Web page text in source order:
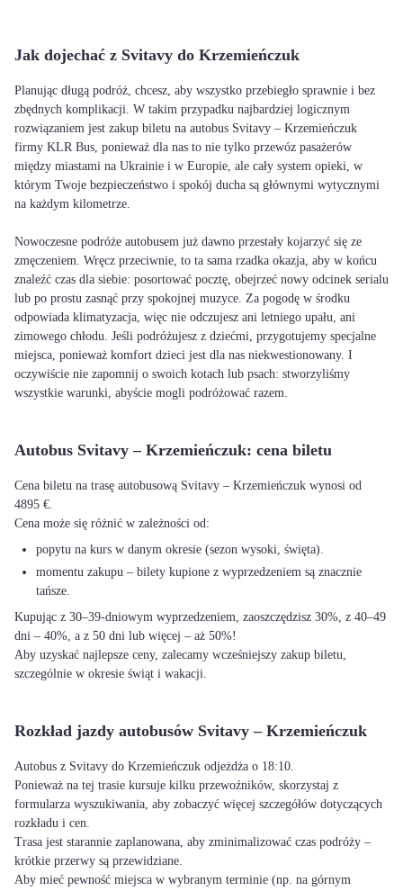
Jak dojechać z Svitavy do Krzemieńczuk
Planując długą podróż, chcesz, aby wszystko przebiegło sprawnie i bez
zbędnych komplikacji. W takim przypadku najbardziej logicznym
rozwiązaniem jest zakup biletu na autobus Svitavy – Krzemieńczuk
firmy KLR Bus, ponieważ dla nas to nie tylko przewóz pasażerów
między miastami na Ukrainie i w Europie, ale cały system opieki, w
którym Twoje bezpieczeństwo i spokój ducha są głównymi wytycznymi
na każdym kilometrze.
Nowoczesne podróże autobusem już dawno przestały kojarzyć się ze
zmęczeniem. Wręcz przeciwnie, to ta sama rzadka okazja, aby w końcu
znaleźć czas dla siebie: posortować pocztę, obejrzeć nowy odcinek serialu
lub po prostu zasnąć przy spokojnej muzyce. Za pogodę w środku
odpowiada klimatyzacja, więc nie odczujesz ani letniego upału, ani
zimowego chłodu. Jeśli podróżujesz z dziećmi, przygotujemy specjalne
miejsca, ponieważ komfort dzieci jest dla nas niekwestionowany. I
oczywiście nie zapomnij o swoich kotach lub psach: stworzyliśmy
wszystkie warunki, abyście mogli podróżować razem.
Autobus Svitavy – Krzemieńczuk: cena biletu
Cena biletu na trasę autobusową Svitavy – Krzemieńczuk wynosi od
4895 €.
Cena może się różnić w zależności od:
popytu na kurs w danym okresie (sezon wysoki, święta).
momentu zakupu – bilety kupione z wyprzedzeniem są znacznie
tańsze.
Kupując z 30–39-dniowym wyprzedzeniem, zaoszczędzisz 30%, z 40–49
dni – 40%, a z 50 dni lub więcej – aż 50%!
Aby uzyskać najlepsze ceny, zalecamy wcześniejszy zakup biletu,
szczególnie w okresie świąt i wakacji.
Rozkład jazdy autobusów Svitavy – Krzemieńczuk
Autobus z Svitavy do Krzemieńczuk odjeżdża o 18:10.
Ponieważ na tej trasie kursuje kilku przewoźników, skorzystaj z
formularza wyszukiwania, aby zobaczyć więcej szczegółów dotyczących
rozkładu i cen.
Trasa jest starannie zaplanowana, aby zminimalizować czas podróży –
krótkie przerwy są przewidziane.
Aby mieć pewność miejsca w wybranym terminie (np. na górnym